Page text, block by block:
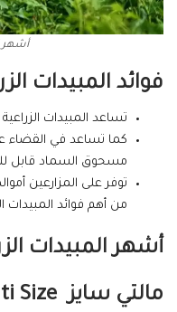
أشهر
فوائد
تساعد المبيدات
كما تساعد في القضاء
مسحوق السماد قابل
توفر على المزارعين
من أهم فوائد المبيدات
أشهر المبيدات
مالتي سايز